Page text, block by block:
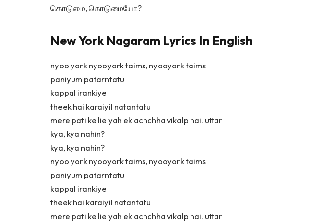
கொடுமை, கொடுமையோ?
New York Nagaram Lyrics In English
nyoo york nyooyork taims, nyooyork taims
paniyum patarntatu
kappal irankiye
theek hai karaiyil natantatu
mere pati ke lie yah ek achchha vikalp hai. uttar
kya, kya nahin?
kya, kya nahin?
nyoo york nyooyork taims, nyooyork taims
paniyum patarntatu
kappal irankiye
theek hai karaiyil natantatu
mere pati ke lie yah ek achchha vikalp hai. uttar